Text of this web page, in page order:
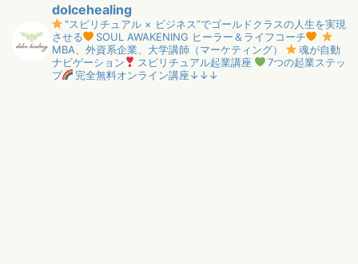
dolcehealing
"スピリチュアル × ビジネス”でゴールドクラスの人生を実現
させる
SOUL AWAKENING ヒーラー＆ライフコーチ
MBA、外資系企業、大学講師（マーケティング）
魂が自動
ナビゲーション
スピリチュアル起業講座
7つの起業ステッ
プ
完全無料オンライン講座↓↓↓